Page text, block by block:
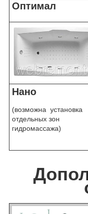
Оптимал
Нано
(возможна установка
отдельных зон
гидромассажа)